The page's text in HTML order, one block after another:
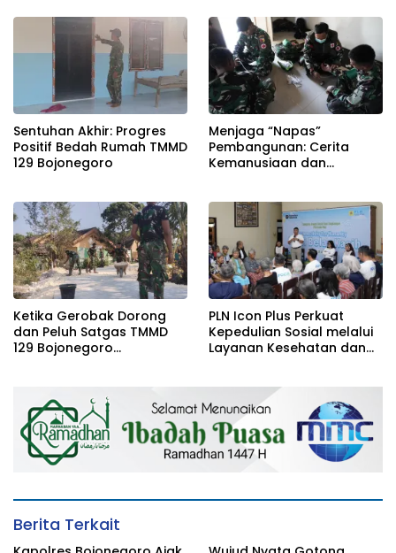
Sentuhan Akhir: Progres
Positif Bedah Rumah TMMD
129 Bojonegoro
Menjaga “Napas”
Pembangunan: Cerita
Kemanusiaan dan
Bojonegoro
Ketika Gerobak Dorong
dan Peluh Satgas TMMD
129 Bojonegoro
PLN Icon Plus Perkuat
Kepedulian Sosial melalui
Layanan Kesehatan dan
Berita Terkait